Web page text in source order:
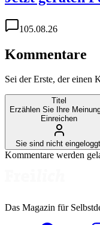
105.08.26
Kommentare
Sei der Erste, der einen
Titel
Erzählen Sie Ihre
Einreichen
Sie sind nicht
Kommentare werden
Das Magazin für